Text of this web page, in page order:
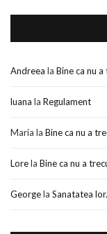
Andreea la Bine ca nu
luana la Regulament
Maria la Bine ca nu a
Lorela Bine ca nu a
Georgela Sanatatea